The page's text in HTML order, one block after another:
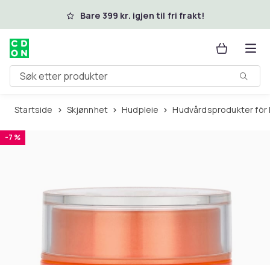
Hopp til hovedinnholdBare 399 kr. igjen til fri frakt!
Søk etter produkter
Startside Skjønnhet Hudpleie Hudvårdsprodukter för
-7 %